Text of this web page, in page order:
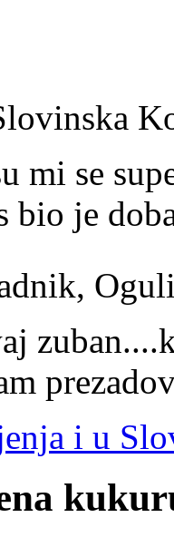
mi se
bio je
i u